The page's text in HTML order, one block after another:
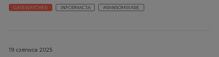
GATEWATCHER INFORMACJA #RANSOMWARE
19 czerwca 2025